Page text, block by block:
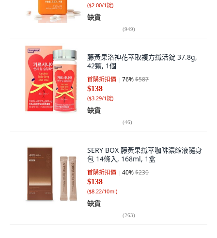
($2.00/1錠)
缺貨
(949)
藤黃果洛神花萃取複方纖活錠 37.8g,
42顆, 1個
首購折扣價 76%$587
$138
($3.29/1錠)
缺貨
(46)
SERY BOX 藤黃果纖萃咖啡濃縮液隨身
包 14條入, 168ml, 1盒
首購折扣價 40%$230
$138
($8.22/10ml)
缺貨
(263)